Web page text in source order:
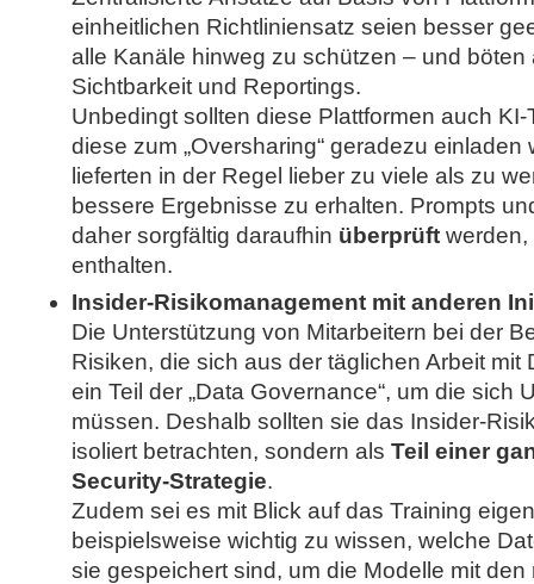
einheitlichen Richtliniensatz seien besser
alle Kanäle hinweg zu schützen – und böten
Sichtbarkeit und Reportings.
Unbedingt sollten diese Plattformen auch
diese zum „Oversharing“ geradezu einladen
lieferten in der Regel lieber zu viele als zu
bessere Ergebnisse zu erhalten. Prompts
daher sorgfältig daraufhin überprüft werden,
enthalten.
Insider-Risikomanagement mit anderen
Die Unterstützung von Mitarbeitern bei der
Risiken, die sich aus der täglichen Arbeit mit
ein Teil der „Data Governance“, um die sich
müssen. Deshalb sollten sie das Insider-
isoliert betrachten, sondern als Teil einer
Security-Strategie.
Zudem sei es mit Blick auf das Training
beispielsweise wichtig zu wissen, welche
sie gespeichert sind, um die Modelle mit